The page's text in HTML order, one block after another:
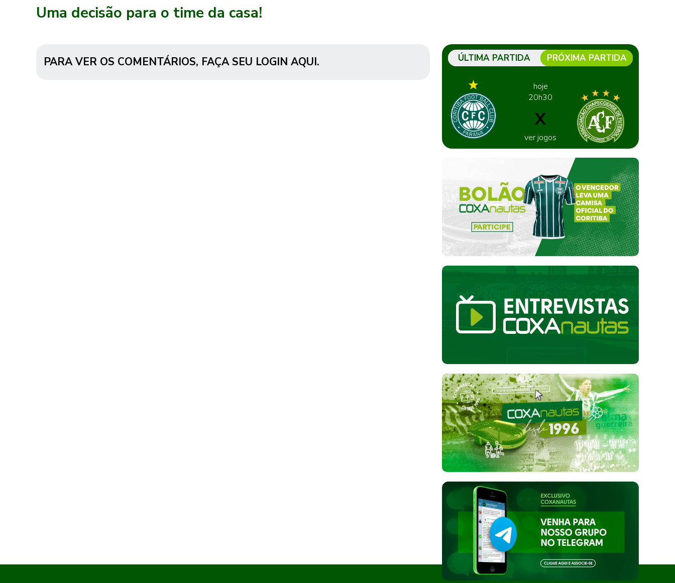
Uma decisão para o time da casa!
PARA VER OS COMENTÁRIOS, FAÇA SEU LOGIN AQUI. ÚLTIMA PARTIDA PRÓXIMA PARTIDA
hoje
20h30
X
ver jogos